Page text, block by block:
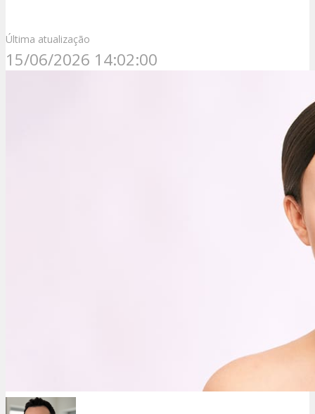
Última atualização
15/06/2026 14:02:00